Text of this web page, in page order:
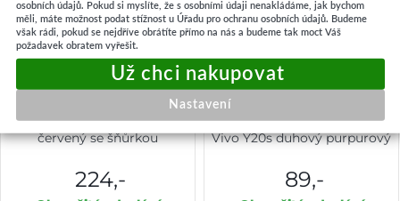
Zadní kryt na Vivo Y20s
červený se šňůrkou
224,-
Zadní pevný kryt LUXURY na
Vivo Y20s duhový purpurový
89,-
osobních údajů. Pokud si myslíte, že s osobními údaji nenakládáme, jak bychom
měli, máte možnost podat stížnost u Úřadu pro ochranu osobních údajů. Budeme
však rádi, pokud se nejdříve obrátíte přímo na nás a budeme tak moct Váš
požadavek obratem vyřešit.
Nastavení